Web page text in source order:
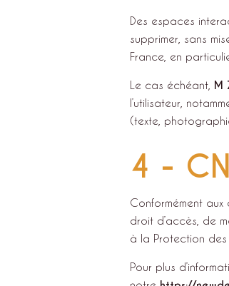
Des espaces
supprimer, sans
France, en
Le cas échéant, M
l’utilisateur,
(texte,
4 -
Conformément
droit d’accès, de
à la Protection des
Pour plus